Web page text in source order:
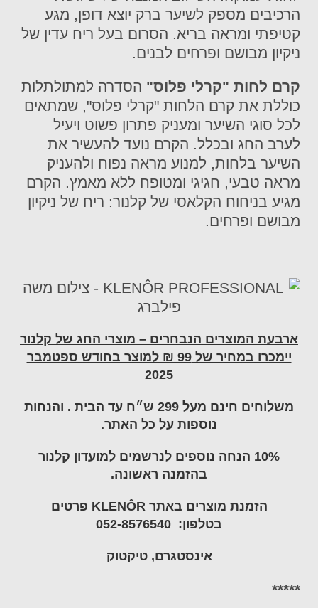
הרכיבים מספק לשיער ברק יוצא דופן, מגע
קטיפתי ומראה בריא. הסרום בעל ריח עדין של
ניקיון מבושם ופרחים לבנים.
קרם לחות "קרלי פלוס" הסדרה למתולתלות
כוללת את קרם הלחות "קרלי פלוס", שמתאים
לכל סוגי השיער ומעניק פתרון פשוט ויעיל
לערב החג ובכלל. הקרם נועד להעשיר את
השיער בלחות, למנוע מראה נפוח ולהעניק
מראה טבעי, חגיגי ומטופח ללא מאמץ. הקרם
מגיע בניחוח הקלאסי של קלנור: ריח של ניקיון
מבושם ופרחים.
ארבעת המוצרים הנבחרים – מוצרי החג של קלנור
יימכרו במחיר של 99 ₪ למוצר בחודש ספטמבר
2025
משלוחים חינם מעל 299 ש״ח עד הבית . והנחות
נוספות על כל האתר.
10% הנחה נוספים לנרשמים למועדון קלנור
בהזמנה ראשונה.
הזמנת מוצרים באתר KLENÔR פרטים
בטלפון: 052-8576540
אינסטגרם,טיקטוק
*****